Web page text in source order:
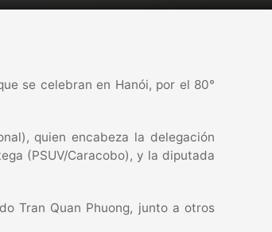
se celebran en Hanói, por el 80°
quien encabeza la delegación
(PSUV/Caracobo), y la diputada
Tran Quan Phuong, junto a otros